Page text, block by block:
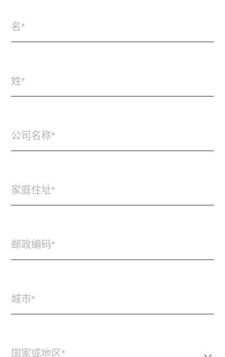
名
姓
公司名称
家庭住址
邮政编码
城市
国家或地区*